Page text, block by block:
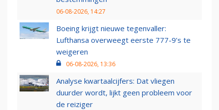
06-08-2026, 14:27
Boeing krijgt nieuwe tegenvaller:
Lufthansa overweegt eerste 777-9’s te
weigeren
06-08-2026, 13:36
Analyse kwartaalcijfers: Dat vliegen
duurder wordt, lijkt geen probleem voor
de reiziger